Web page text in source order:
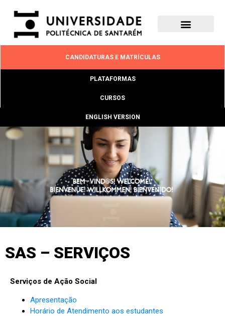
CANDIDATURAS E MATRÍCULAS
PLATAFORMAS
CURSOS
ENGLISH VERSION
SAS – SERVIÇOS
Serviços de Ação Social
Apresentação
Horário de Atendimento aos estudantes